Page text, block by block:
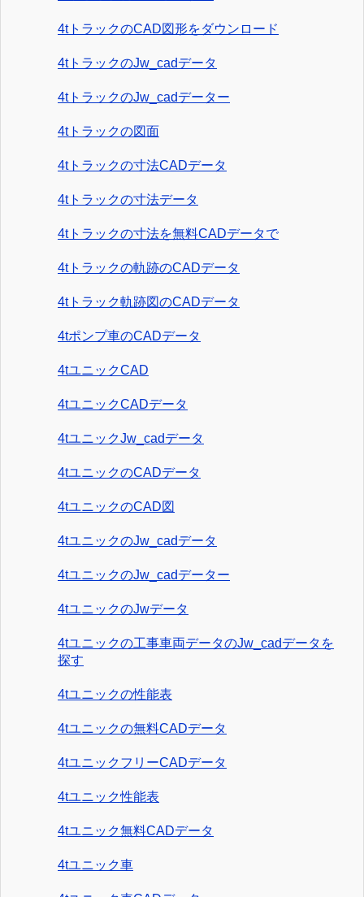
4tトラックのCAD図形をダウンロード
4tトラックのJw_cadデータ
4tトラックのJw_cadデーター
4tトラックの図面
4tトラックの寸法CADデータ
4tトラックの寸法データ
4tトラックの寸法を無料CADデータで
4tトラックの軌跡のCADデータ
4tトラック軌跡図のCADデータ
4tポンプ車のCADデータ
4tユニックCAD
4tユニックCADデータ
4tユニックJw_cadデータ
4tユニックのCADデータ
4tユニックのCAD図
4tユニックのJw_cadデータ
4tユニックのJw_cadデーター
4tユニックのJwデータ
4tユニックの工事車両データのJw_cadデータを
探す
4tユニックの性能表
4tユニックの無料CADデータ
4tユニックフリーCADデータ
4tユニック性能表
4tユニック無料CADデータ
4tユニック車